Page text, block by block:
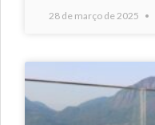
28 de março de 2025